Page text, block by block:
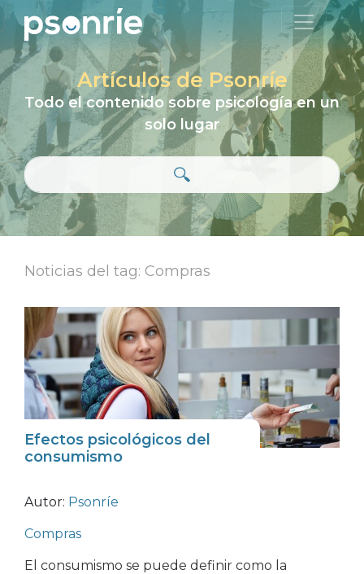
Artículos de Psonríe
Todo el contenido sobre psicología en un
solo lugar
Noticias del tag: Compras
Efectos psicológicos del
consumismo
Autor: Psonríe
Compras
El consumismo se puede definir como la